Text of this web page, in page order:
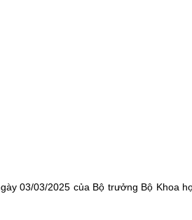
03/03/2025 của Bộ trưởng Bộ Khoa